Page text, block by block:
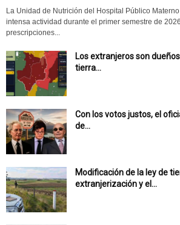
La Unidad de Nutrición del Hospital Público
intensa actividad durante el primer semestre de
prescripciones...
Los extranjeros son
tierra...
Con los votos justos, el
de...
Modificación de la ley de
extranjerización y el...